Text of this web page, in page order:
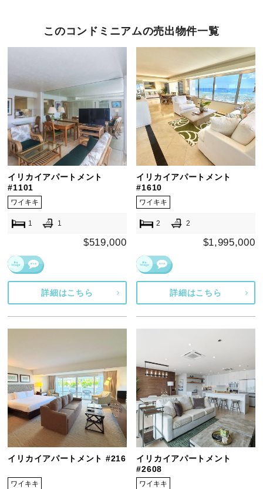
このコンドミニアムの売出物件一覧
イリカイアパートメント
#1101
ワイキキ
1 1
$519,000
詳細はこちら
イリカイアパートメント
#1610
ワイキキ
2 2
$1,995,000
詳細はこちら
イリカイアパートメント #216
ワイキキ
イリカイアパートメント
#2608
ワイキキ